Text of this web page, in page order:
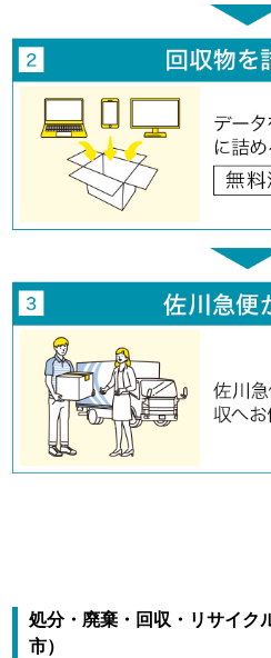
処分・廃棄・回収・リサイク
市）